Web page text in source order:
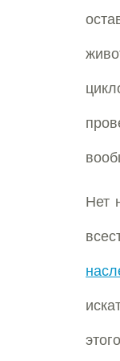
Нет